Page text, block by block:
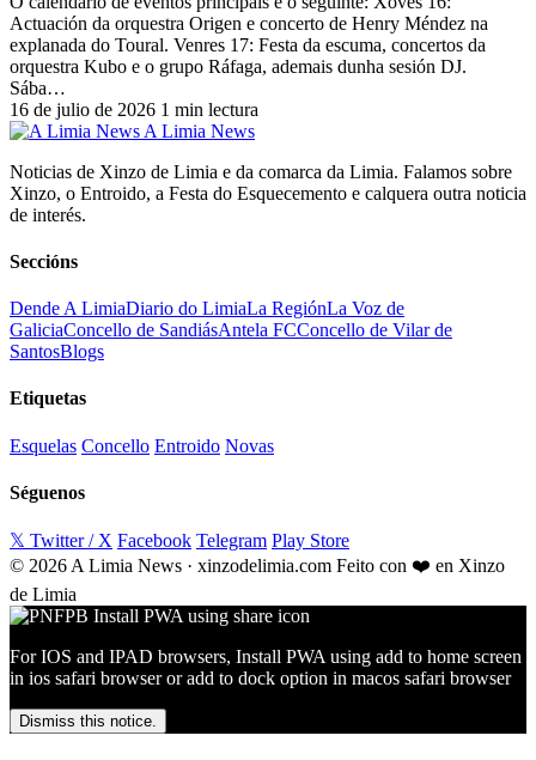
Actuación da orquestra Origen e concerto de Henry Méndez na
explanada do Toural. Venres 17: Festa da escuma, concertos da
orquestra Kubo e o grupo Ráfaga, ademais dunha sesión DJ.
Sába…
16 de julio de 2026 1 min lectura
A Limia News
Noticias de Xinzo de Limia e da comarca da Limia. Falamos sobre
Xinzo, o Entroido, a Festa do Esquecemento e calquera outra noticia
de interés.
Seccións
Dende A LimiaDiario do LimiaLa RegiónLa Voz de
GaliciaConcello de SandiásAntela FCConcello de Vilar de
SantosBlogs
Etiquetas
Esquelas Concello Entroido Novas
Séguenos
𝕏 Twitter / X Facebook Telegram Play Store
© 2026 A Limia News · xinzodelimia.com Feito con ❤️ en Xinzo
de Limia
For IOS and IPAD browsers, Install PWA using add to home screen
in ios safari browser or add to dock option in macos safari browser
Dismiss this notice.